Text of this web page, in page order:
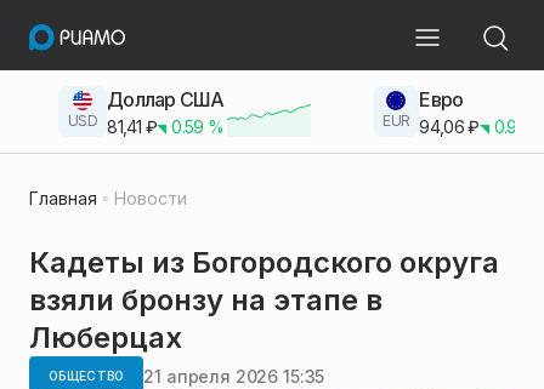
USD
Доллар США
81,41 ₽ 0.59 % EUR
Евро
94,06₽ 0.93
Главная Новости
Кадеты из Богородского округа
взяли бронзу на этапе в
Люберцах
ОБЩЕСТВО 21 апреля 2026 15:35